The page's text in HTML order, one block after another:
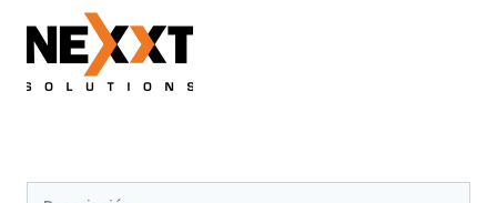
Lumenes
+Sirena
cantidad